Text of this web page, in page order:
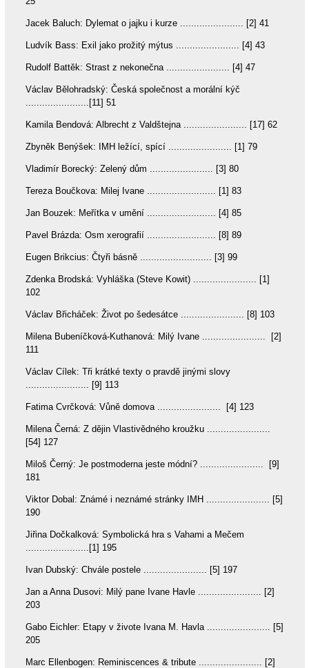
Jacek Baluch: Dylemat o jajku i kurze ....................... [2] 41
Ludvík Bass: Exil jako prožitý mýtus ....................... [4] 43
Rudolf Battěk: Strast z nekonečna ....................... [4] 47
Václav Bělohradský: Česká společnost a morální kýč
.......................[11] 51
Kamila Bendová: Albrecht z Valdštejna ....................... [17] 62
Zbyněk Benýšek: IMH ležící, spící ....................... [1] 79
Vladimír Borecký: Zelený dům ....................... [3] 80
Tereza Boučkova: Milej Ivane ......................... [1] 83
Jan Bouzek: Meřítka v umění ......................... [4] 85
Pavel Brázda: Osm xerografií ......................... [8] 89
Eugen Brikcius: Čtyři básně .......................... [3] 99
Zdenka Brodská: Vyhláška (Steve Kowit) ....................... [1]
102
Václav Břicháček: Život po šedesátce ....................... [8] 103
Milena Bubeníčková-Kuthanová: Milý Ivane ....................... [2]
111
Václav Cílek: Tři krátké texty o pravdě jinými slovy
....................... [9] 113
Fatima Cvrčková: Vůně domova ....................... [4] 123
Milena Černá: Z dějin Vlastivědného kroužku .......................
[54] 127
Miloš Černý: Je postmoderna jeste módní? ....................... [9]
181
Viktor Dobal: Známé i neznámé stránky IMH ....................... [5]
190
Jiřina Dočkalková: Symbolická hra s Vahami a Mečem
.......................[1] 195
Ivan Dubský: Chvále postele ....................... [5] 197
Jan a Anna Dusovi: Milý pane Ivane Havle ....................... [2]
203
Gabo Eichler: Etapy v živote Ivana M. Havla ....................... [5]
205
Marc Ellenbogen: Reminiscences & tribute ....................... [2]